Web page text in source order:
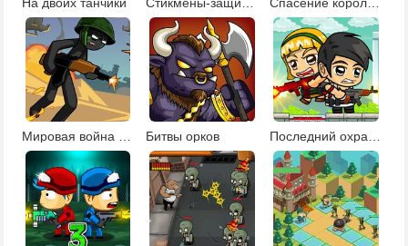
Мировая война стикменов Битвы орков Последний охранник от зомби